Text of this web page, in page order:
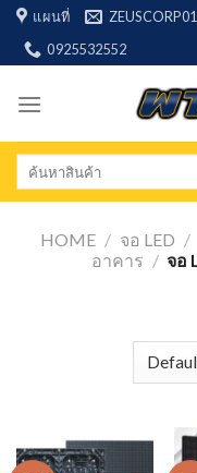
Skip
content
แผนที่
0925532552
Search
HOME / จอ LED /
อาคาร / จอ